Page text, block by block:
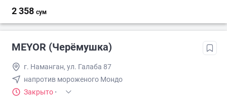
2 358 сум
MEYOR (Черёмушка)
г. Наманган, ул. Галаба 87
напротив мороженого Мондо
Закрыто ·